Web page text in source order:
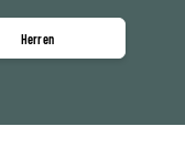
Herren